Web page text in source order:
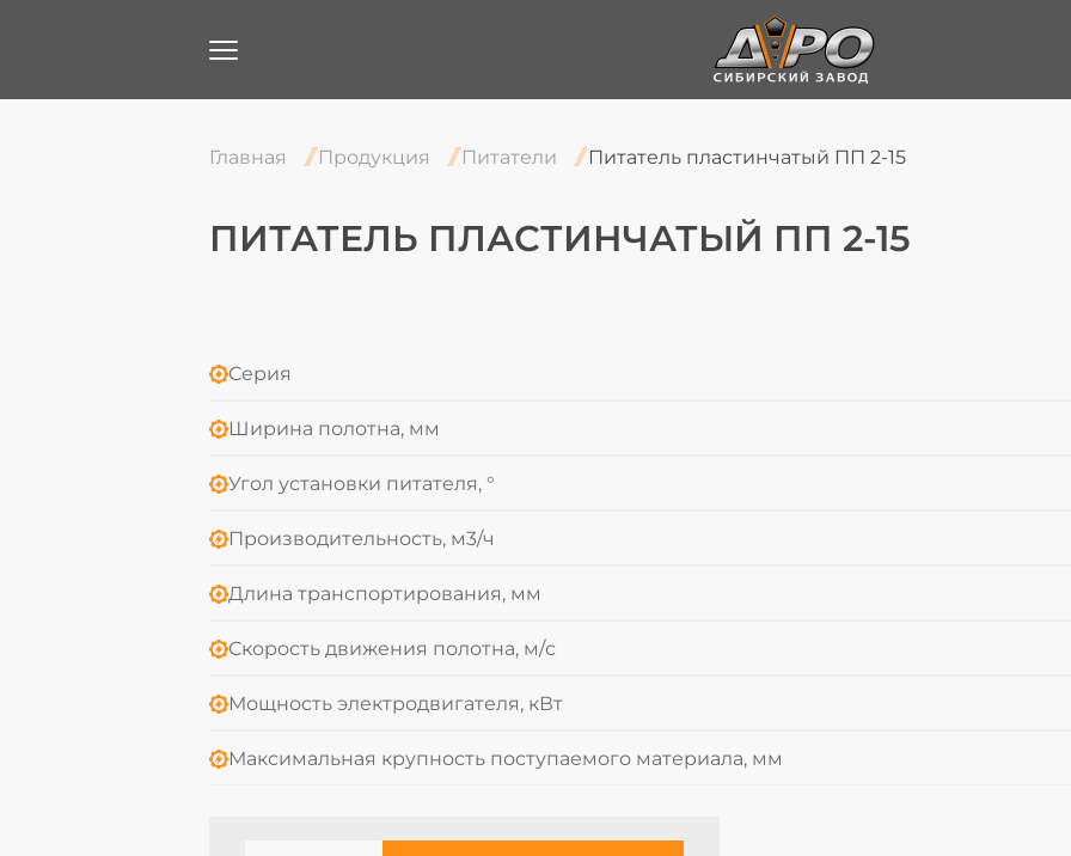
Главная Продукция Питатели Питатель пластинчатый ПП 2-15
ПИТАТЕЛЬ ПЛАСТИНЧАТЫЙ ПП 2-15
Серия
Ширина полотна, мм
Угол установки питателя, °
Производительность, м3/ч
Длина транспортирования, мм
Скорость движения полотна, м/с
Мощность электродвигателя, кВт
Максимальная крупность поступаемого материала, мм